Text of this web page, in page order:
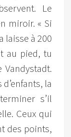
Le
miroir. « Si
laisse à 200
au pied, tu
la
s’il
Ceux qui
des points,